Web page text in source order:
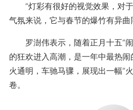
“灯彩有很好的视觉效果，对于
气氛来说，它与春节的爆竹有异曲
罗澍伟表示，随着正月十五“闹
的狂欢进入高潮，是一年中最热
火通明，车驰马骤，展现出一幅“
卷。